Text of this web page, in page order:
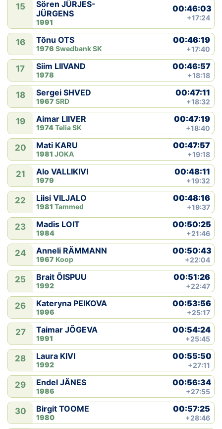
15
Sören JÜRJES-
JÜRGENS
1991
00:46:03
+17:24
16 Tõnu OTS
1976 Swedbank SK
00:46:19
+17:40
17 Siim LIIVAND
1978
00:46:57
+18:18
18 Sergei SHVED
1967 SRD
00:47:11
+18:32
19 Aimar LIIVER
1974Telia SK
00:47:19
+18:40
20 Mati KARU
1981 JOKA
00:47:57
+19:18
21 Alo VALLIKIVI
1979
00:48:11
+19:32
22 Liisi VILJALO
1981 Tammed
00:48:16
+19:37
23 Madis LOIT
1984
00:50:25
+21:46
24 Anneli RÄMMANN
1967 Koop
00:50:43
+22:04
25 Brait ÕISPUU
1992
00:51:26
+22:47
26 Kateryna PEIKOVA
1996
00:53:56
+25:17
27 Taimar JÕGEVA
1991
00:54:24
+25:45
28 Laura KIVI
1992
00:55:50
+27:11
29 Endel JÄNES
1986
00:56:34
+27:55
30 Birgit TOOME
1980
00:57:25
+28:46